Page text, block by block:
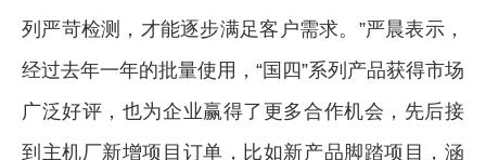
列严苛检测，才能逐步满足客户需求。”严晨表示，
经过去年一年的批量使用，“国四”系列产品获得市场
广泛好评，也为企业赢得了更多合作机会，先后接
到主机厂新增项目订单，比如新产品脚踏项目，涵